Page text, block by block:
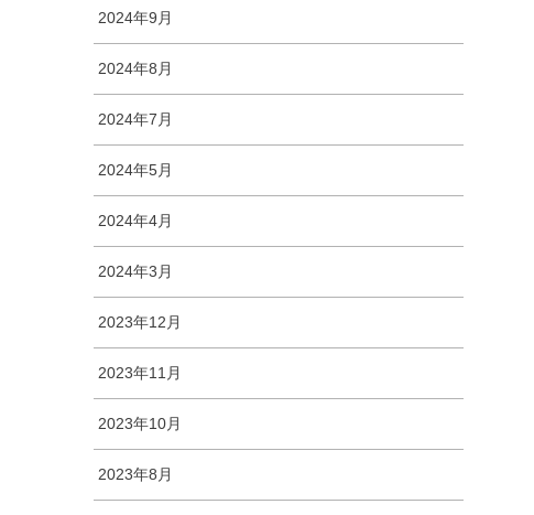
2024年9月
2024年8月
2024年7月
2024年5月
2024年4月
2024年3月
2023年12月
2023年11月
2023年10月
2023年8月